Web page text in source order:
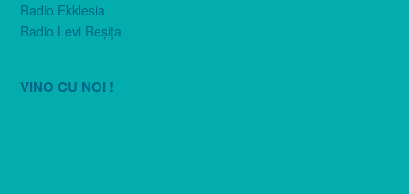
Radio Ekklesia
Radio Levi Reşiţa
VINO CU NOI !